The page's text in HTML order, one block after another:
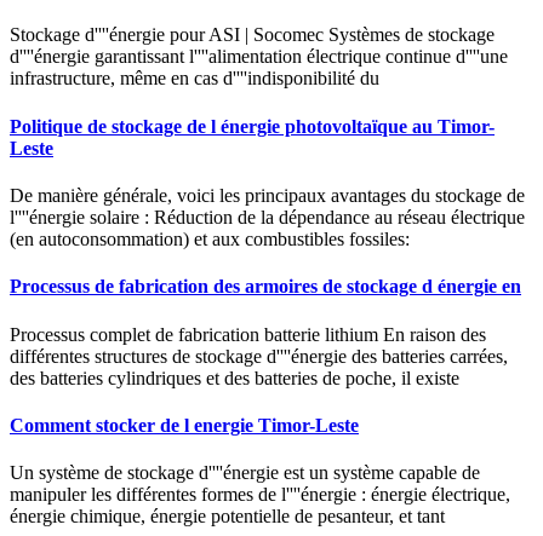
Stockage d''''énergie pour ASI | Socomec Systèmes de stockage
d''''énergie garantissant l''''alimentation électrique continue d''''une
infrastructure, même en cas d''''indisponibilité du
Politique de stockage de l énergie photovoltaïque au Timor-
Leste
De manière générale, voici les principaux avantages du stockage de
l''''énergie solaire : Réduction de la dépendance au réseau électrique
(en autoconsommation) et aux combustibles fossiles:
Processus de fabrication des armoires de stockage d énergie en
Processus complet de fabrication batterie lithium En raison des
différentes structures de stockage d''''énergie des batteries carrées,
des batteries cylindriques et des batteries de poche, il existe
Comment stocker de l energie Timor-Leste
Un système de stockage d''''énergie est un système capable de
manipuler les différentes formes de l''''énergie : énergie électrique,
énergie chimique, énergie potentielle de pesanteur, et tant